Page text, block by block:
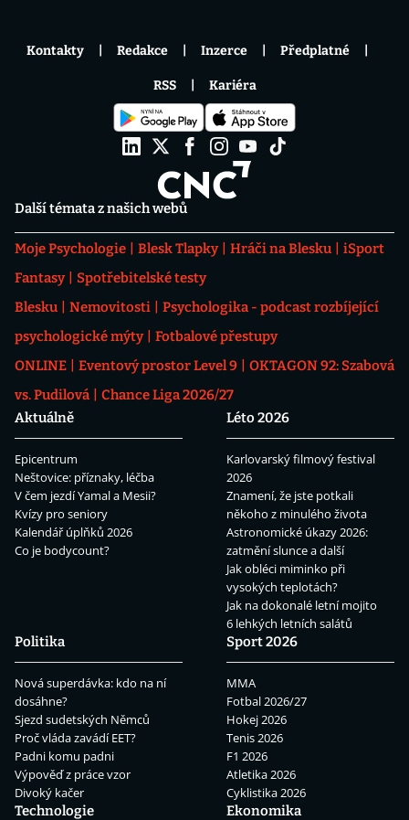
Další témata z našich webů
Moje Psychologie Blesk Tlapky Hráči na Blesku
iSport
Fantasy
Spotřebitelské testy
Blesku
Nemovitosti
Psychologika - podcast rozbíjející
psychologické mýty
Fotbalové přestupy
ONLINE
Eventový prostor Level 9
OKTAGON 92: Szabová
vs. Pudilová
Chance Liga 2026/27
Aktuálně
Epicentrum
Neštovice: příznaky, léčba
V čem jezdí Yamal a Mesii?
Kvízy pro seniory
Kalendář úplňků 2026
Co je bodycount?
Léto 2026
Karlovarský filmový festival
2026
Znamení, že jste potkali
někoho z minulého života
Astronomické úkazy 2026:
zatmění slunce a další
Jak obléci miminko při
vysokých teplotách?
Jak na dokonalé letní mojito
6 lehkých letních salátů
Politika
Nová superdávka: kdo na ní
dosáhne?
Sjezd sudetských Němců
Proč vláda zavádí EET?
Padni komu padni
Výpověď z práce vzor
Divoký kačer
Sport 2026
MMA
Fotbal 2026/27
Hokej 2026
Tenis 2026
F1 2026
Atletika 2026
Cyklistika 2026
Technologie
Ekonomika
Kontakty Redakce Inzerce Předplatné
RSS Kariéra